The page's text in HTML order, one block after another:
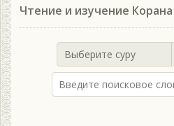
Чтение и изучение Корана
Выберите суру